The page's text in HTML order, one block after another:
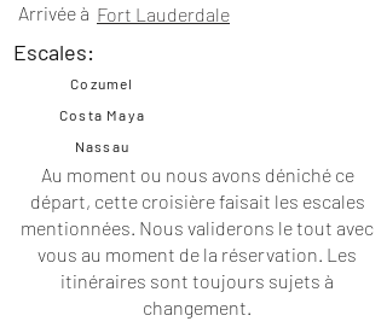
Arrivée à Fort Lauderdale
Escales:
Cozumel
Costa Maya
Nassau
Au moment ou nous avons déniché ce
départ, cette croisière faisait les escales
mentionnées. Nous validerons le tout avec
vous au moment de la réservation. Les
itinéraires sont toujours sujets à
changement.